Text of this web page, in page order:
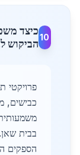
10
כיצד
הביקוש
פרויקטי
כבישים,
בבית
הספקים